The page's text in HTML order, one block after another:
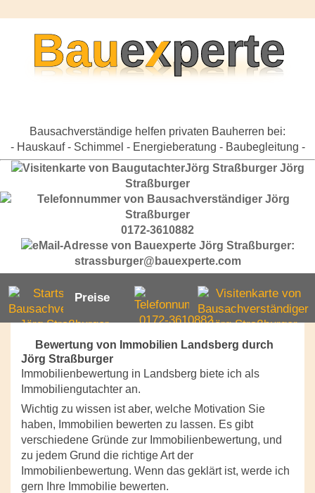
Bausachverständige helfen privaten Bauherren bei:
- Hauskauf - Schimmel - Energieberatung - Baubegleitung -
Jörg
Straßburger
0172-3610882
strassburger@bauexperte.com
Preise
Bewertung von Immobilien Landsberg durch
Jörg Straßburger
Immobilienbewertung in Landsberg biete ich als
Immobiliengutachter an.
Wichtig zu wissen ist aber, welche Motivation Sie
haben, Immobilien bewerten zu lassen. Es gibt
verschiedene Gründe zur Immobilienbewertung, und
zu jedem Grund die richtige Art der
Immobilienbewertung. Wenn das geklärt ist, werde ich
gern Ihre Immobilie bewerten.